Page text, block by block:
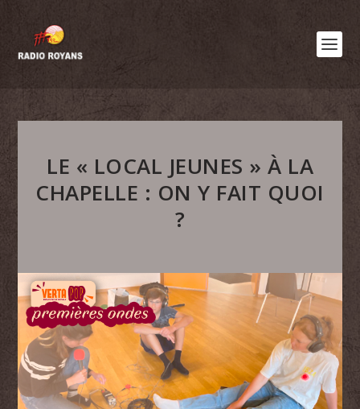
LE « LOCAL JEUNES » À LA
CHAPELLE : ON Y FAIT QUOI
?